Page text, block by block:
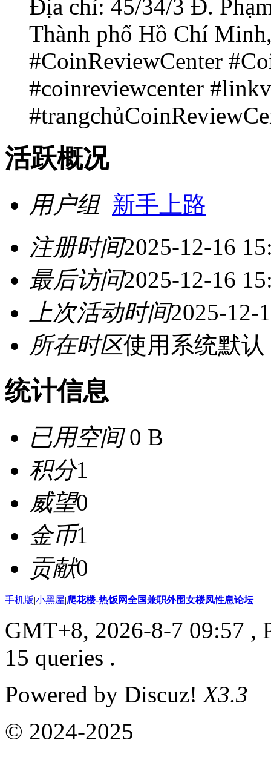
Địa chỉ: 45/34/3 Đ.
Thành phố Hồ Chí
#CoinReviewCenter
#coinreviewcenter
活跃概况
用户组 新手上路
注册时间2025-12-16
最后访问2025-12-16
上次活动时间2025-12-
所在时区使用系统默认
统计信息
已用空间0 B
积分1
威望0
金币1
贡献0
手机版|小黑屋|爬花楼-热饭网全国兼职外围女楼凤性息论坛
GMT+8, 2026-8-7 09:57 ,
15 queries .
Powered by Discuz!X3.3
© 2024-2025